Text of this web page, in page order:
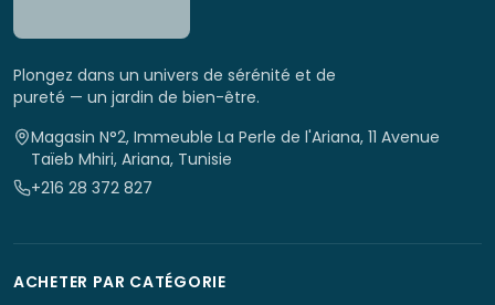
Plongez dans un univers de sérénité et de
pureté — un jardin de bien-être.
Magasin N°2, Immeuble La Perle de l'Ariana, 11 Avenue
Taïeb Mhiri, Ariana, Tunisie
+216 28 372 827
ACHETER PAR CATÉGORIE